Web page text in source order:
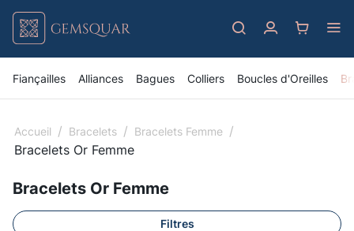
Fiançailles Alliances Bagues Colliers Boucles d'Oreilles
Accueil / Bracelets / Bracelets Femme /
Bracelets Or Femme
Bracelets Or Femme
Filtres